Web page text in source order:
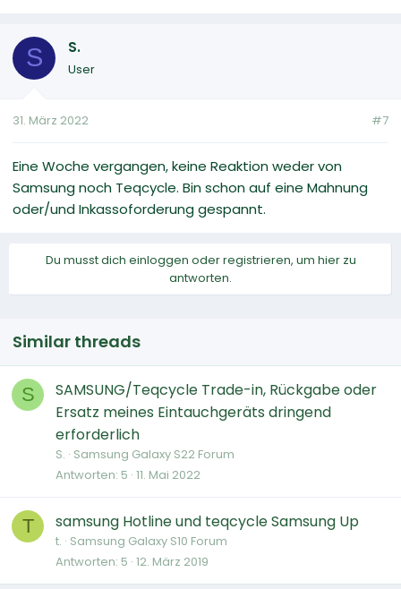
S S.
User
31. März 2022 #7
Eine Woche vergangen, keine Reaktion weder von
Samsung noch Teqcycle. Bin schon auf eine Mahnung
oder/und Inkassoforderung gespannt.
Du musst dich einloggen oder registrieren, um hier zu
antworten.
Similar threads
S
SAMSUNG/Teqcycle Trade-in, Rückgabe oder
Ersatz meines Eintauchgeräts dringend
erforderlich
S. Samsung Galaxy S22 Forum
Antworten 5 11. Mai 2022
T samsung Hotline und teqcycle Samsung Up
t. Samsung Galaxy S10 Forum
Antworten 5 12. März 2019